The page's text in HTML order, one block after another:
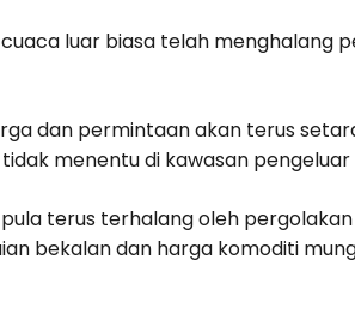
luar biasa telah menghalang
dan permintaan akan terus
menentu di kawasan pengeluar
terus terhalang oleh
bekalan dan harga komoditi